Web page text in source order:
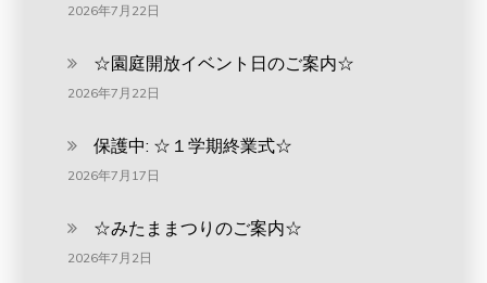
2026年7月22日
☆園庭開放イベント日のご案内☆
2026年7月22日
保護中: ☆１学期終業式☆
2026年7月17日
☆みたままつりのご案内☆
2026年7月2日